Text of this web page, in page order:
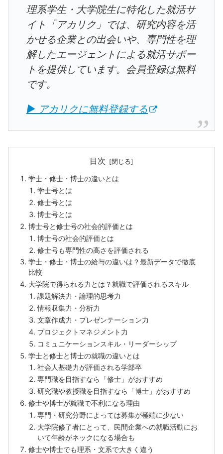
理系学生・大学院生に特化した就活サ
イト「アカリク」では、研究内容を活
かせる企業との出会いや、専門性を理
解したエージェントによる就活サポー
トを提供しています。会員登録は無料
です。
▶ アカリクに無料登録する
目次
学士・修士・博士の違いとは
学士号とは
修士号とは
博士号とは
博士号と修士号の社会的評価とは
博士号の社会的評価とは
修士号も専門性の高さを評価される
学士・修士・博士の給与の違いは？最新データで徹底
比較
大学院で得られる力とは？就職で評価されるスキル
課題解決力・論理的思考力
情報収集力・分析力
文章作成力・プレゼンテーション力
プロジェクトマネジメント力
コミュニケーションスキル・リーダーシップ
学士と修士と博士の就職の違いとは
社会人基礎力が評価される学部卒
専門職を目指すなら「修士」がおすすめ
研究職や教授職を目指すなら「博士」がおすすめ
修士や博士が就職で不利になる理由
専門・研究分野によっては募集が極端に少ない
大学院修了者にとって、民間企業への就職活動にお
いて年齢がネックになる場合も
修士や博士でも理系・文系で大きく違う